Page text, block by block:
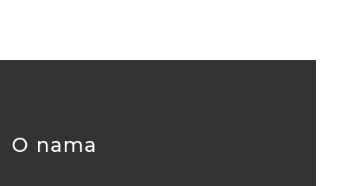
O nama